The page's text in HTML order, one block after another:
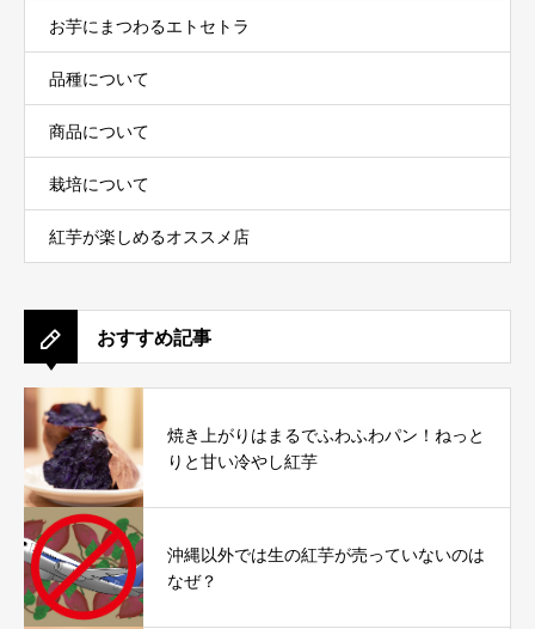
お芋にまつわるエトセトラ
品種について
商品について
栽培について
紅芋が楽しめるオススメ店
おすすめ記事
焼き上がりはまるでふわふわパン！ねっと
りと甘い冷やし紅芋
沖縄以外では生の紅芋が売っていないのは
なぜ？